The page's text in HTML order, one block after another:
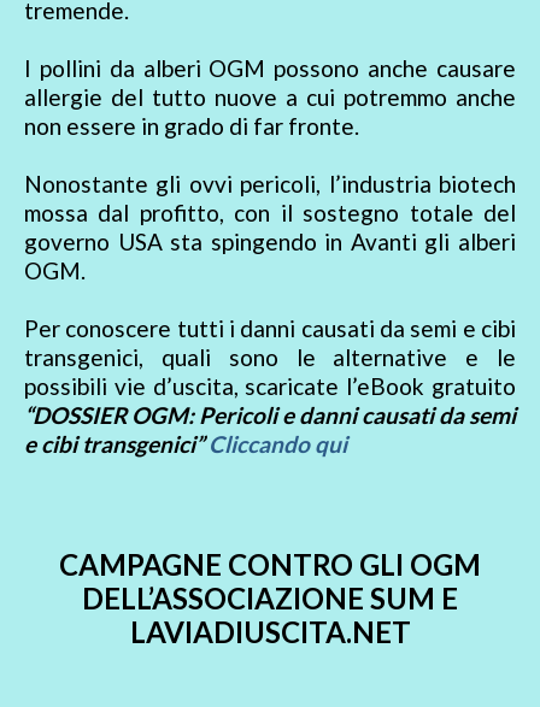
tremende.
I pollini da alberi OGM possono anche causare
allergie del tutto nuove a cui potremmo anche
non essere in grado di far fronte.
Nonostante gli ovvi pericoli, l’industria biotech
mossa dal profitto, con il sostegno totale del
governo USA sta spingendo in Avanti gli alberi
OGM.
Per conoscere tutti i danni causati da semi e cibi
transgenici, quali sono le alternative e le
possibili vie d’uscita, scaricate l’eBook gratuito
“DOSSIER OGM: Pericoli e danni causati da semi
e cibi transgenici” Cliccando qui
CAMPAGNE CONTRO GLI OGM
DELL’ASSOCIAZIONE SUM E
LAVIADIUSCITA.NET